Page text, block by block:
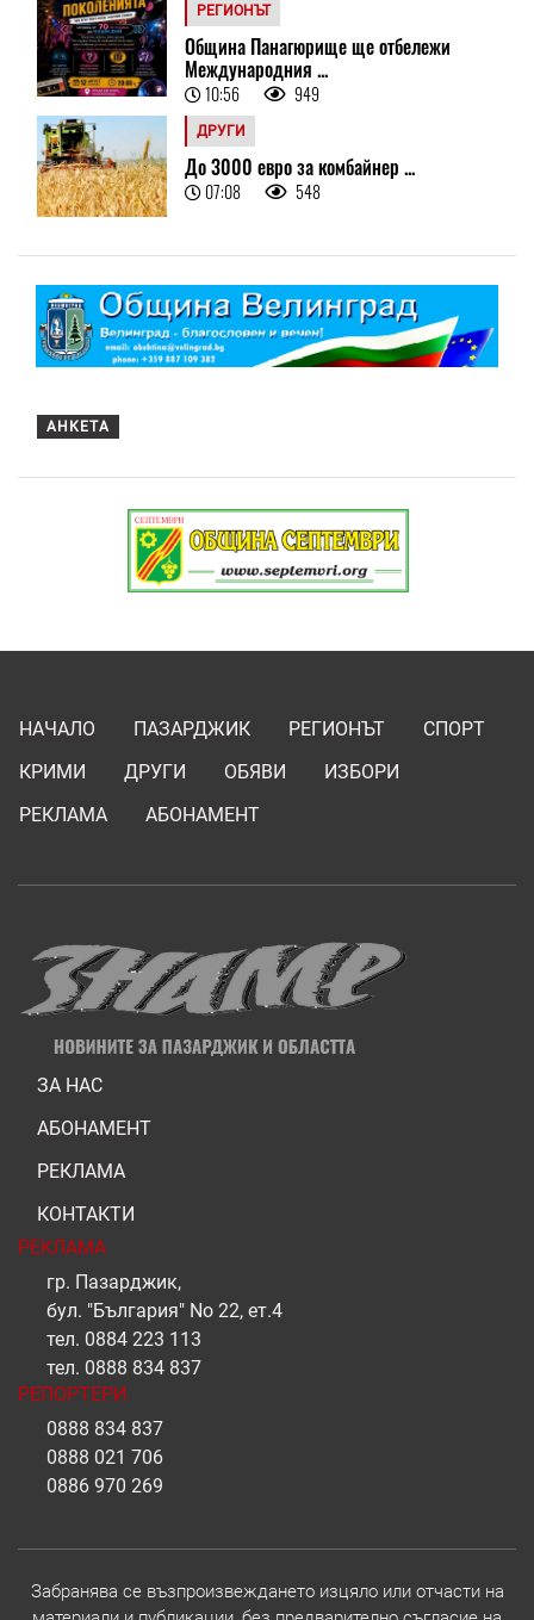
РЕГИОНЪТ
Община Панагюрище ще отбележи
Международния ...
10:56 949
ДРУГИ
До 3000 евро за комбайнер ...
07:08 548
АНКЕТА
НАЧАЛО ПАЗАРДЖИК РЕГИОНЪТ
СПОРТ
КРИМИ
ДРУГИ ОБЯВИ
ИЗБОРИ
РЕКЛАМА
АБОНАМЕНТ
ЗА НАС
АБОНАМЕНТ
РЕКЛАМА
КОНТАКТИ
РЕКЛАМА
гр. Пазарджик,
бул. "България" No 22, ет.4
тел. 0884 223 113
тел. 0888 834 837
РЕПОРТЕРИ
0888 834 837
0888 021 706
0886 970 269
Забранява се възпроизвеждането изцяло или отчасти на